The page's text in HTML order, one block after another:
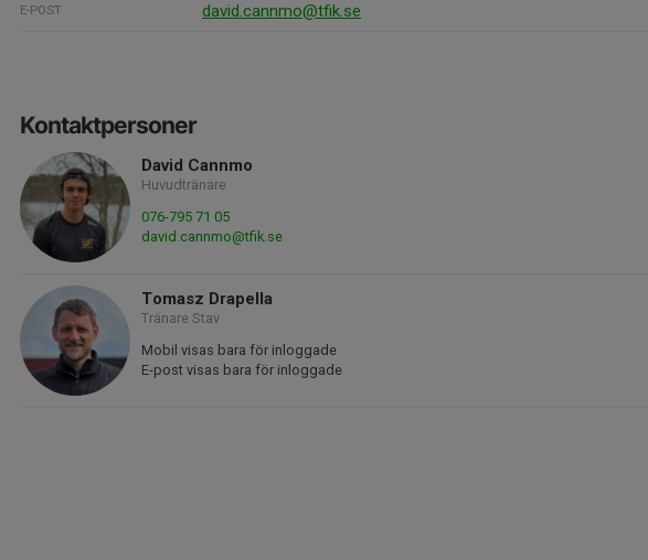
E-POST david.cannmo@tfik.se
Kontaktpersoner
David Cannmo
Huvudtränare
076-795 71 05
david.cannmo@tfik.se
Tomasz Drapella
Tränare Stav
Mobil visas bara för inloggade
E-post visas bara för inloggade